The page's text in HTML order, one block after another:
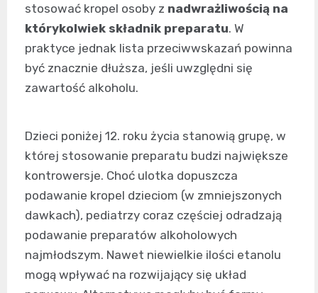
stosować kropel osoby z nadwrażliwością na
którykolwiek składnik preparatu. W
praktyce jednak lista przeciwwskazań powinna
być znacznie dłuższa, jeśli uwzględni się
zawartość alkoholu.
Dzieci poniżej 12. roku życia stanowią grupę, w
której stosowanie preparatu budzi największe
kontrowersje. Choć ulotka dopuszcza
podawanie kropel dzieciom (w zmniejszonych
dawkach), pediatrzy coraz częściej odradzają
podawanie preparatów alkoholowych
najmłodszym. Nawet niewielkie ilości etanolu
mogą wpływać na rozwijający się układ